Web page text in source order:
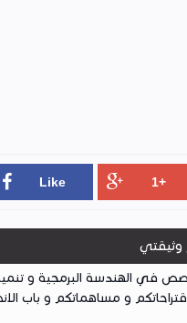
وثيقتي
في الهندسة البرمجية و
و مساهماتكم و باب